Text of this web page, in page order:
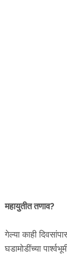
महायुतीत तणाव?
गेल्या काही
घडामोडींच्या